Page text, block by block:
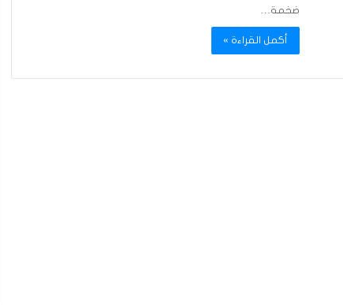
ضخمة…
أكمل القراءة »